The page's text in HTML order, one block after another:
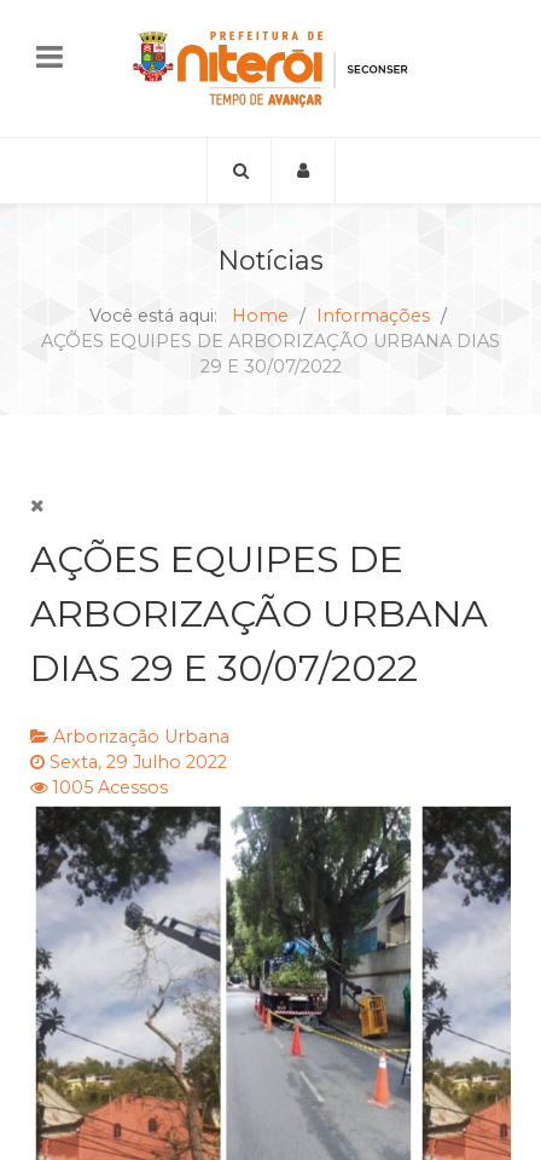
Notícias
Você está aqui: Home
Informações
AÇÕES EQUIPES DE ARBORIZAÇÃO URBANA DIAS
29 E 30/07/2022
AÇÕES EQUIPES DE
ARBORIZAÇÃO URBANA
DIAS 29 E 30/07/2022
Arborização Urbana
Sexta, 29 Julho 2022
1005 Acessos